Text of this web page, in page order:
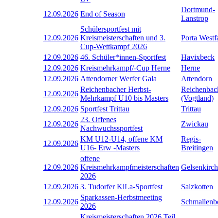
12.09.2026 End of Season
Dortmund-
Lanstrop
12.09.2026
Schülersportfest mit
Kreismeisterschaften und 3.
Cup-Wettkampf 2026
Porta
12.09.2026 46. Schüler*innen-Sportfest
Havixbeck
12.09.2026 Kreismehrkampf/-Cup Herne
Herne
12.09.2026 Attendorner Werfer Gala
Attendorn
12.09.2026
Reichenbacher Herbst-
Mehrkampf U10 bis Masters
(Vogtland)
12.09.2026 Sportfest Trittau
Trittau
12.09.2026
23. Offenes
Nachwuchssportfest
Zwickau
12.09.2026
KM U12-U14, offene KM
U16- Erw -Masters
Regis-
Breitingen
12.09.2026
offene
Kreismehrkampfmeisterschaften
2026
12.09.2026 3. Tudorfer KiLa-Sportfest
Salzkotten
12.09.2026
Sparkassen-Herbstmeeting
2026